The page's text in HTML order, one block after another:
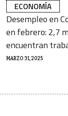
ECONOMÍA
MARZO 31, 2025
Desempleo en
en febrero: 2,7
encuentran